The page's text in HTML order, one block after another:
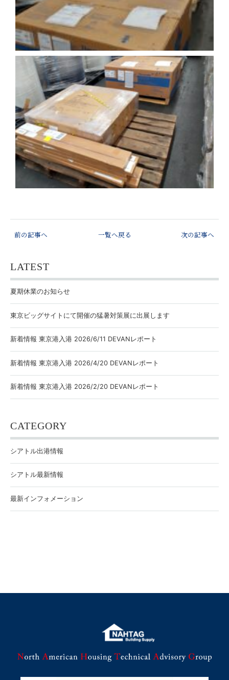
前の記事へ 次の記事へ
一覧へ戻る
LATEST
夏期休業のお知らせ
東京ビッグサイトにて開催の猛暑対策展に出展します
新着情報 東京港入港 2026/6/11 DEVANレポート
新着情報 東京港入港 2026/4/20 DEVANレポート
新着情報 東京港入港 2026/2/20 DEVANレポート
CATEGORY
シアトル出港情報
シアトル最新情報
最新インフォメーション